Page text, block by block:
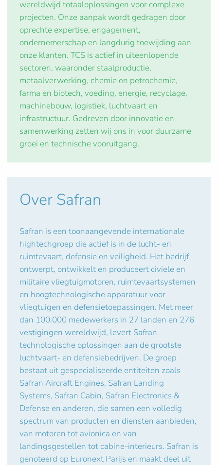
wereldwijd totaaloplossingen voor complexe
projecten. Onze aanpak wordt gedragen door
oprechte expertise, engagement,
ondernemerschap en langdurig toewijding aan
onze klanten. TCS is actief in uiteenlopende
sectoren, waaronder staalproductie,
metaalverwerking, chemie en petrochemie,
farma en biotech, voeding, energie, recyclage,
machinebouw, logistiek, luchtvaart en
infrastructuur. Gedreven door innovatie en
samenwerking zetten wij ons in voor duurzame
groei en technische vooruitgang.
Over Safran
Safran is een toonaangevende internationale
hightechgroep die actief is in de lucht- en
ruimtevaart, defensie en veiligheid. Het bedrijf
ontwerpt, ontwikkelt en produceert civiele en
militaire vliegtuigmotoren, ruimtevaartsystemen
en hoogtechnologische apparatuur voor
vliegtuigen en defensietoepassingen. Met meer
dan 100.000 medewerkers in 27 landen en 276
vestigingen wereldwijd, levert Safran
technologische oplossingen aan de grootste
luchtvaart- en defensiebedrijven. De groep
bestaat uit gespecialiseerde entiteiten zoals
Safran Aircraft Engines, Safran Landing
Systems, Safran Cabin, Safran Electronics &
Defense en anderen, die samen een volledig
spectrum van producten en diensten aanbieden,
van motoren tot avionica en van
landingsgestellen tot cabine-interieurs. Safran is
genoteerd op Euronext Parijs en maakt deel uit